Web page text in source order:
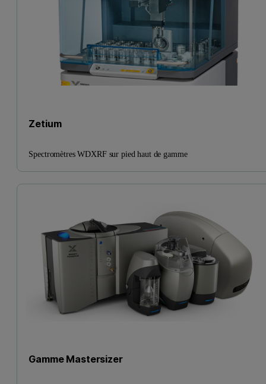
Zetium
Spectromètres WDXRF sur pied haut de gamme
Gamme Mastersizer